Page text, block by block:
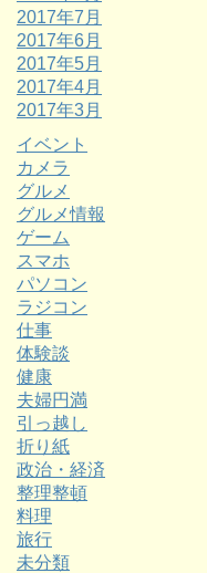
2017年7月
2017年6月
2017年5月
2017年4月
2017年3月
イベント
カメラ
グルメ
グルメ情報
ゲーム
スマホ
パソコン
ラジコン
仕事
体験談
健康
夫婦円満
引っ越し
折り紙
政治・経済
整理整頓
料理
旅行
未分類